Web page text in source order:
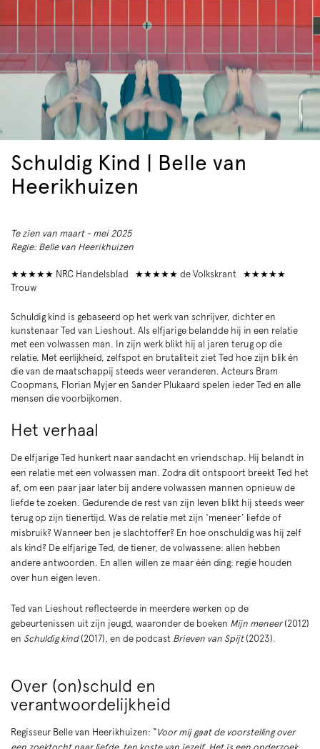
Schuldig Kind | Belle van
Heerikhuizen
Te zien van maart - mei 2025
Regie: Belle van Heerikhuizen
★★★★★ NRC Handelsblad ★★★★★ de Volkskrant ★★★★★
Trouw
Schuldig kind is gebaseerd op het werk van schrijver, dichter en
kunstenaar Ted van Lieshout. Als elfjarige belandde hij in een relatie
met een volwassen man. In zijn werk blikt hij al jaren terug op die
relatie. Met eerlijkheid, zelfspot en brutaliteit ziet Ted hoe zijn blik én
die van de maatschappij steeds weer veranderen. Acteurs Bram
Coopmans, Florian Myjer en Sander Plukaard spelen ieder Ted en alle
mensen die voorbijkomen.
Het verhaal
De elfjarige Ted hunkert naar aandacht en vriendschap. Hij belandt in
een relatie met een volwassen man. Zodra dit ontspoort breekt Ted het
af, om een paar jaar later bij andere volwassen mannen opnieuw de
liefde te zoeken. Gedurende de rest van zijn leven blikt hij steeds weer
terug op zijn tienertijd. Was de relatie met zijn ‘meneer’ liefde of
misbruik? Wanneer ben je slachtoffer? En hoe onschuldig was hij zelf
als kind? De elfjarige Ted, de tiener, de volwassene: allen hebben
andere antwoorden. En allen willen ze maar één ding: regie houden
over hun eigen leven.
Ted van Lieshout reflecteerde in meerdere werken op de
gebeurtenissen uit zijn jeugd, waaronder de boeken Mijn meneer(2012)
en Schuldig kind(2017), en de podcast Brieven van Spijt(2023).
Over (on)schuld en
verantwoordelijkheid
Regisseur Belle van Heerikhuizen: “Voor mij gaat de voorstelling over